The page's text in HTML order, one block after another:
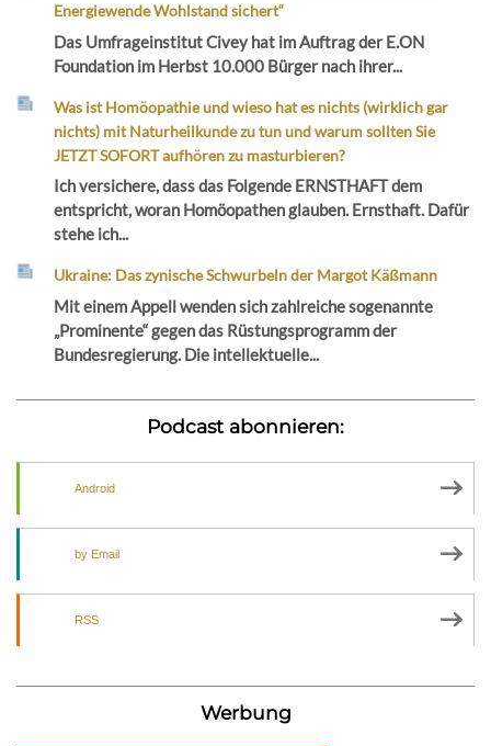
Energiewende Wohlstand sichert“
Das Umfrageinstitut Civey hat im Auftrag der E.ON
Foundation im Herbst 10.000 Bürger nach ihrer...
Was ist Homöopathie und wieso hat es nichts (wirklich gar
nichts) mit Naturheilkunde zu tun und warum sollten Sie
JETZT SOFORT aufhören zu masturbieren?
Ich versichere, dass das Folgende ERNSTHAFT dem
entspricht, woran Homöopathen glauben. Ernsthaft. Dafür
stehe ich...
Ukraine: Das zynische Schwurbeln der Margot Käßmann
Mit einem Appell wenden sich zahlreiche sogenannte
„Prominente“ gegen das Rüstungsprogramm der
Bundesregierung. Die intellektuelle...
Podcast abonnieren:
Android
by Email
RSS
Werbung